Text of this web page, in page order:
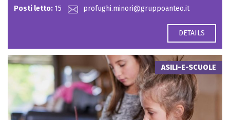
Posti letto: 15 profughi.minori@gruppoanteo.it
DETAILS
ASILI-E-SCUOLE